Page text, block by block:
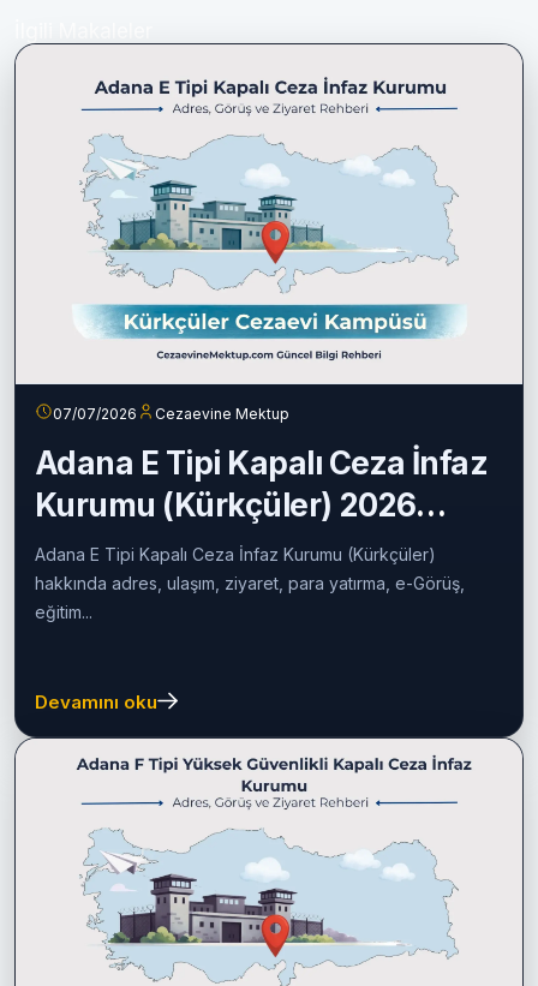
07/07/2026 Cezaevine Mektup
Adana E Tipi Kapalı Ceza İnfaz
Kurumu (Kürkçüler) 2026
Rehberi
Adana E Tipi Kapalı Ceza İnfaz Kurumu (Kürkçüler)
hakkında adres, ulaşım, ziyaret, para yatırma, e-Görüş,
eğitim...
Devamını oku